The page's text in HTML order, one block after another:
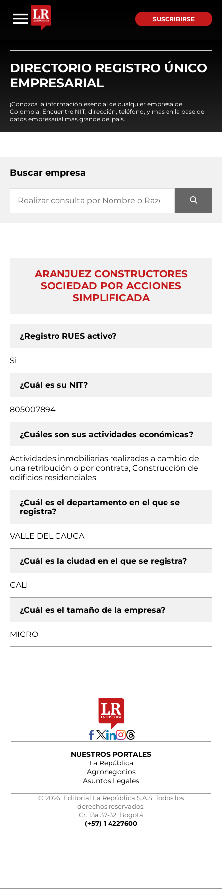
SUSCRIBIRSE
DIRECTORIO REGISTRO ÚNICO
EMPRESARIAL
¡Conozca la información esencial de cualquier empresa de
Colombia! Encuentre NIT, dirección, teléfono, y mas en la base de
datos empresarial mas grande del país.
Buscar empresa
ARANJUEZ CONSTRUCTORES
SOCIEDAD POR ACCIONES
SIMPLIFICADA
¿Registro RUES activo?
Si
¿Cuál es su NIT?
805007894
¿Cuáles son sus actividades económicas?
Actividades inmobiliarias realizadas a cambio de
una retribución o por contrata, Construcción de
edificios residenciales
¿Cuál es el departamento en el que se
registra?
VALLE DEL CAUCA
¿Cuál es la ciudad en el que se registra?
CALI
¿Cuál es el tamaño de la empresa?
MICRO
NUESTROS PORTALES
La República
Agronegocios
Asuntos Legales
© 2026, Editorial La República S.A.S. Todos los
derechos reservados.
Cr. 13a 37-32, Bogotá
(+57) 1 4227600